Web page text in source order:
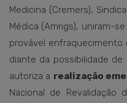
Medicina (Cremers),
Médica (Amrigs), uniram-
provável enfraquecimento
diante da possibilidade
autoriza a realização
Nacional de Revalidação